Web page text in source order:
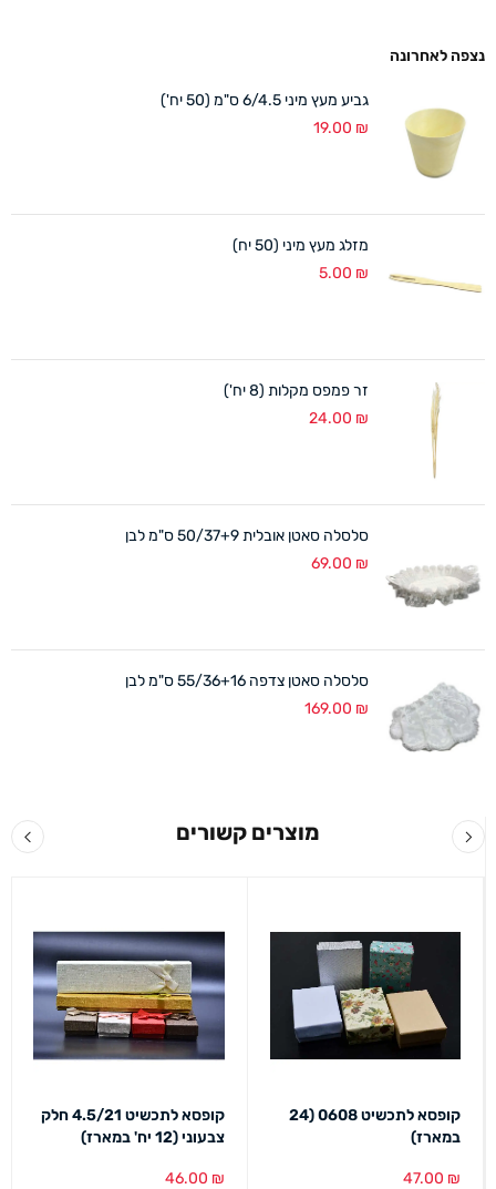
נצפה לאחרונה
גביע מעץ מיני 6/4.5 ס"מ (50 יח')
19.00 ₪
מזלג מעץ מיני (50 יח)
5.00 ₪
זר פמפס מקלות (8 יח')
24.00 ₪
סלסלה סאטן אובלית 50/37+9 ס"מ לבן
69.00 ₪
סלסלה סאטן צדפה 55/36+16 ס"מ לבן
169.00 ₪
מוצרים קשורים
קופסא לתכשיט 0608 (24
במארז)
47.00 ₪
קופסא לתכשיט 4.5/21 חלק
צבעוני (12 יח' במארז)
46.00 ₪